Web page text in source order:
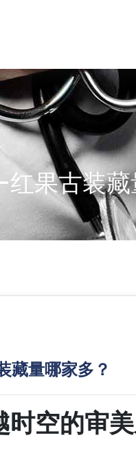
wp-
果古装
藏量哪家多？
空的审